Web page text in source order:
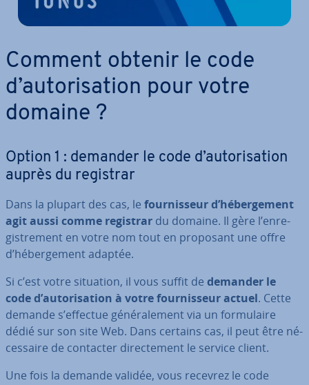
Comment obtenir le code
d’au­to­ri­sa­tion pour votre
domaine ?
Option 1 : demander le code d’au­to­ri­sa­tion
auprès du registrar
Dans la plupart des cas, le four­nis­seur d’hé­ber­ge­ment
agit aussi comme registrar du domaine. Il gère l’en­re­
gis­tre­ment en votre nom tout en proposant une offre
d’hé­ber­ge­ment adaptée.
Si c’est votre situation, il vous suffit de demander le
code d’au­to­ri­sa­tion à votre four­nis­seur actuel. Cette
demande s’effectue gé­né­ra­le­ment via un for­mu­laire
dédié sur son site Web. Dans certains cas, il peut être né­
ces­saire de contacter di­rec­te­ment le service client.
Une fois la demande validée, vous recevrez le code